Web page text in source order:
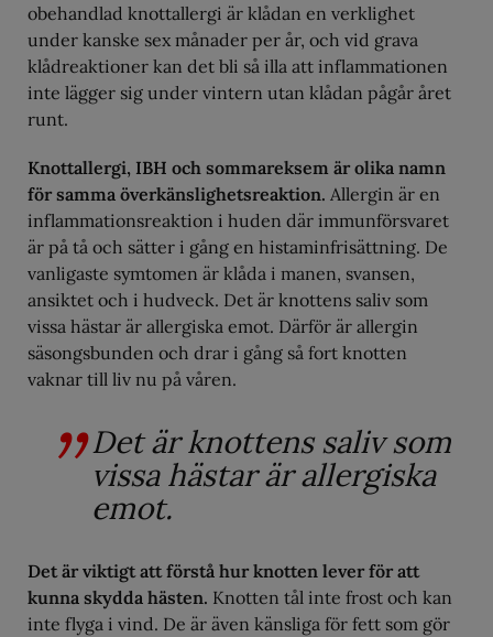
obehandlad knottallergi är klådan en verklighet
under kanske sex månader per år, och vid grava
klådreaktioner kan det bli så illa att inflammationen
inte lägger sig under vintern utan klådan pågår året
runt.
Knottallergi, IBH och sommareksem är olika namn
för samma överkänslighetsreaktion. Allergin är en
inflammationsreaktion i huden där immunförsvaret
är på tå och sätter i gång en histaminfrisättning. De
vanligaste symtomen är klåda i manen, svansen,
ansiktet och i hudveck. Det är knottens saliv som
vissa hästar är allergiska emot. Därför är allergin
säsongsbunden och drar i gång så fort knotten
vaknar till liv nu på våren.
Det är knottens saliv som
vissa hästar är allergiska
emot.
Det är viktigt att förstå hur knotten lever för att
kunna skydda hästen. Knotten tål inte frost och kan
inte flyga i vind. De är även känsliga för fett som gör